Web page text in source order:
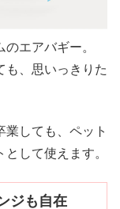
エアバギー。
も、思いっきりた
業しても、ペット
して使えます。
ジも自在